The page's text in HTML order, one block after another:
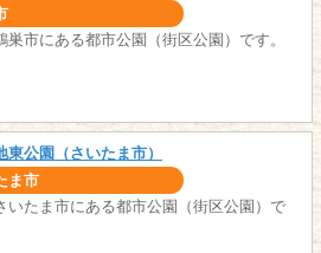
巣市にある都市公園（街区公園）です。
東公園（さいたま市）
ま市
いたま市にある都市公園（街区公園）で